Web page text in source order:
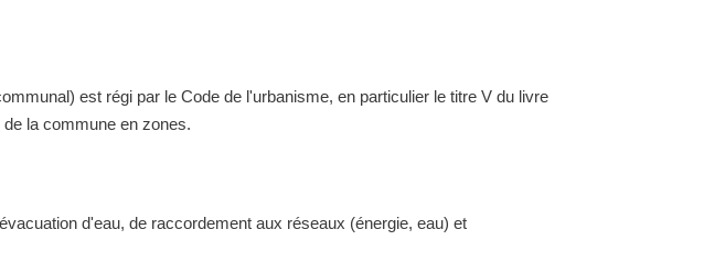
est régi par le Code de l'urbanisme, en particulier le titre V du livre
la commune en zones.
d'eau, de raccordement aux réseaux (énergie, eau) et